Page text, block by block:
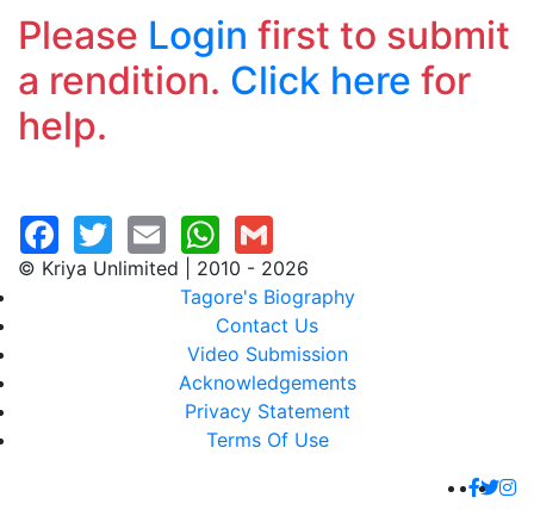
Please Login first to submit
a rendition. Click here for
help.
© Kriya Unlimited | 2010 - 2026
Tagore's Biography
Contact Us
Video Submission
Acknowledgements
Privacy Statement
Terms Of Use